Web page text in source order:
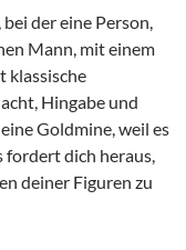
der eine Person,
Mann, mit einem
klassische
Hingabe und
Goldmine, weil es
dich heraus,
deiner Figuren zu